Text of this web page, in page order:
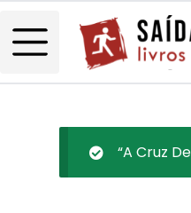
“A Cruz